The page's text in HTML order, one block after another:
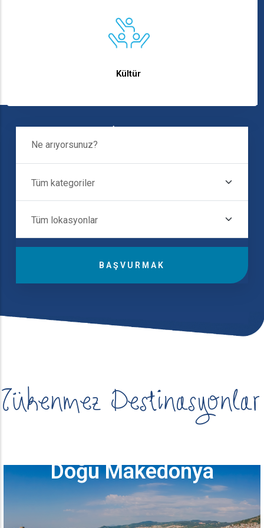
Kültür
Ne Arıyorsunuz?
Tüm Kategoriler
Tüm Lokasyonlar
Tükenmez Destinasyonlar
Doğu Makedonya